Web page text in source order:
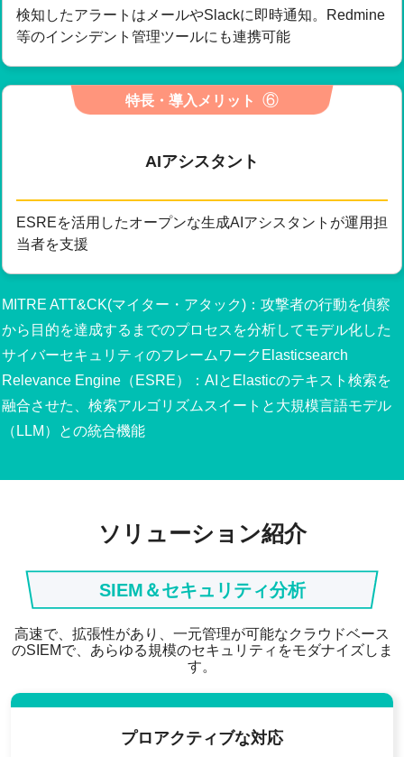
検知したアラートはメールやSlackに即時通知。Redmine
等のインシデント管理ツールにも連携可能
特長・導入メリット ⑥
AIアシスタント
ESREを活用したオープンな生成AIアシスタントが運用担
当者を支援
MITRE ATT&CK(マイター・アタック)：攻撃者の行動を偵察
から目的を達成するまでのプロセスを分析してモデル化した
サイバーセキュリティのフレームワークElasticsearch
Relevance Engine（ESRE）：AIとElasticのテキスト検索を
融合させた、検索アルゴリズムスイートと大規模言語モデル
（LLM）との統合機能
ソリューション紹介
SIEM＆セキュリティ分析
高速で、拡張性があり、一元管理が可能なクラウドベース
のSIEMで、あらゆる規模のセキュリティをモダナイズしま
す。
プロアクティブな対応